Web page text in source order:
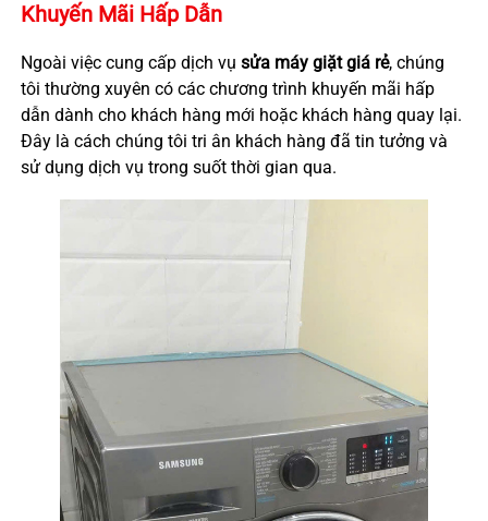
Khuyến Mãi Hấp Dẫn
Ngoài việc cung cấp dịch vụ sửa máy giặt giá rẻ, chúng
tôi thường xuyên có các chương trình khuyến mãi hấp
dẫn dành cho khách hàng mới hoặc khách hàng quay lại.
Đây là cách chúng tôi tri ân khách hàng đã tin tưởng và
sử dụng dịch vụ trong suốt thời gian qua.